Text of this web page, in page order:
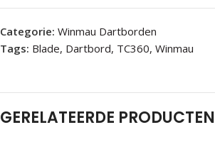
Categorie: Winmau Dartborden
Tags: Blade, Dartbord, TC360, Winmau
GERELATEERDE PRODUCTEN